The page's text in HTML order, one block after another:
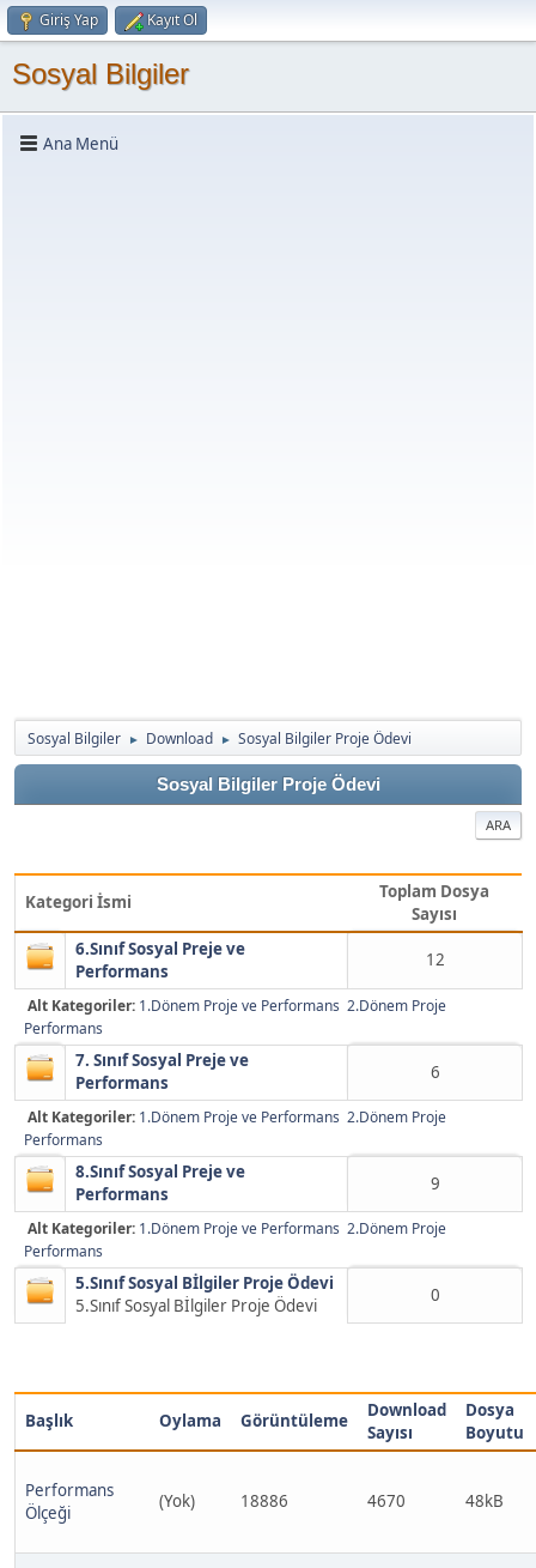
Giriş Yap Kayıt Ol
Sosyal Bilgiler
Ana Menü
Sosyal Bilgiler ► Download ► Sosyal Bilgiler Proje Ödevi
Sosyal Bilgiler Proje Ödevi
ARA
Kategori İsmi
Toplam Dosya
Sayısı
6.Sınıf Sosyal Preje ve
Performans
12
Alt Kategoriler: 1.Dönem Proje ve Performans 2.Dönem Proje
Performans
7. Sınıf Sosyal Preje ve
Performans
6
Alt Kategoriler: 1.Dönem Proje ve Performans 2.Dönem Proje
Performans
8.Sınıf Sosyal Preje ve
Performans
9
Alt Kategoriler: 1.Dönem Proje ve Performans 2.Dönem Proje
Performans
5.Sınıf Sosyal Bİlgiler Proje Ödevi
5.Sınıf Sosyal Bİlgiler Proje Ödevi
0
Başlık Oylama Görüntüleme
Download
Sayısı
Dosya
Boyutu
Performans
Ölçeği
(Yok) 18886 4670 48kB